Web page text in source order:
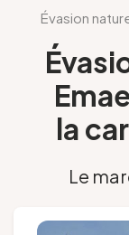
Préparer mon
Nos suggestions
Pays de Liège
Évasion
la
Le